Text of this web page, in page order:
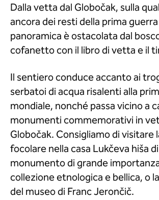
Dalla vetta dal Globočak, sulla
ancora dei resti della prima
panoramica è ostacolata dal
cofanetto con il libro di vetta e il
Il sentiero conduce accanto ai
serbatoi di acqua risalenti alla
mondiale, nonché passa vicino a
monumenti commemorativi in
Globočak. Consigliamo di visitare
focolare nella casa Lukčeva hiša
monumento di grande
collezione etnologica e bellica, o
del museo di Franc Jerončič.